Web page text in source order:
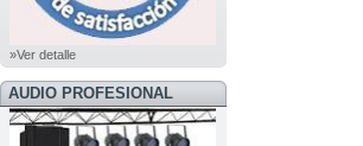
»Ver detalle
AUDIO PROFESIONAL